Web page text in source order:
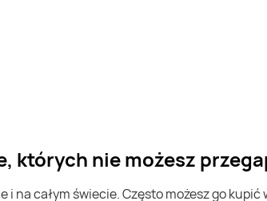
których nie możesz